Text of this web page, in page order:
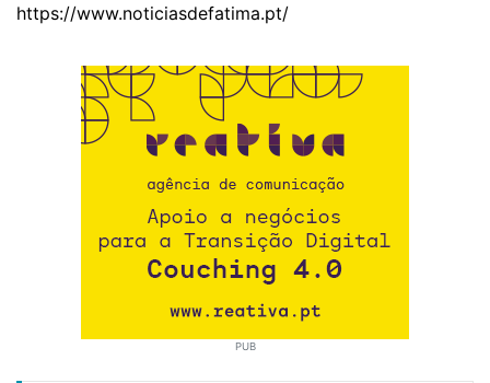
https://www.noticiasdefatima.pt/
PUB